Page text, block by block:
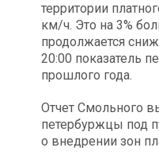
территории
км/ч. Это на 3%
продолжается
20:00 показатель
прошлого года.
Отчет Смольного
петербуржцы под
о внедрении зон